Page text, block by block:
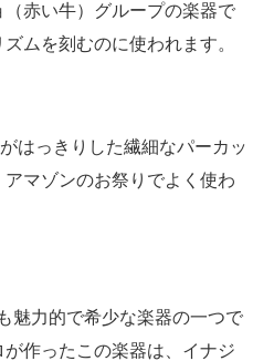
赤い牛）グループの楽器で
ムを刻むのに使われます。
はっきりした繊細なパーカッ
マゾンのお祭りでよく使わ
魅力的で希少な楽器の一つで
作ったこの楽器は、イナジ